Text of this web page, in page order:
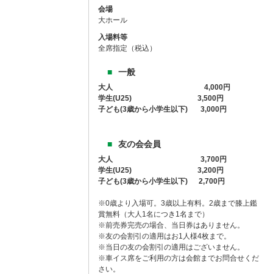
会場
大ホール
入場料等
全席指定（税込）
一般
大人 4,000円
学生(U25) 3,500円
子ども(3歳から小学生以下) 3,000円
友の会会員
大人 3,700円
学生(U25) 3,200円
子ども(3歳から小学生以下) 2,700円
※0歳より入場可。3歳以上有料。2歳まで膝上鑑
賞無料（大人1名につき1名まで）
※前売券完売の場合、当日券はありません。
※友の会割引の適用はお1人様4枚まで。
※当日の友の会割引の適用はございません。
※車イス席をご利用の方は会館までお問合せくだ
さい。